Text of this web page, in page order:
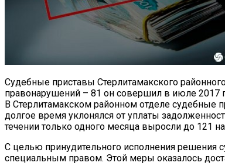
Судебные приставы Стерлитамакского
правонарушений – 81 он совершил в июле 2017
В Стерлитамакском районном отделе
долгое время уклонялся от уплаты
течении только одного месяца выросли до 121
С целью принудительного исполнения решения
специальным правом. Этой меры оказалось